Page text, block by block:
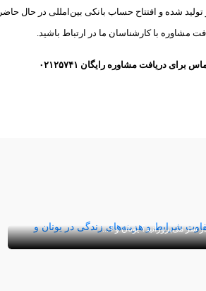
شده و افتتاح حساب بانکی بین‌امللی در حال
مشاوره با کارشناسان ما در ارتباط باشید.
برای دریافت مشاوره رایگان ۰۲۱۲۵۷۴۱
در سر می‌پرورانید؟ یونان و ا ...